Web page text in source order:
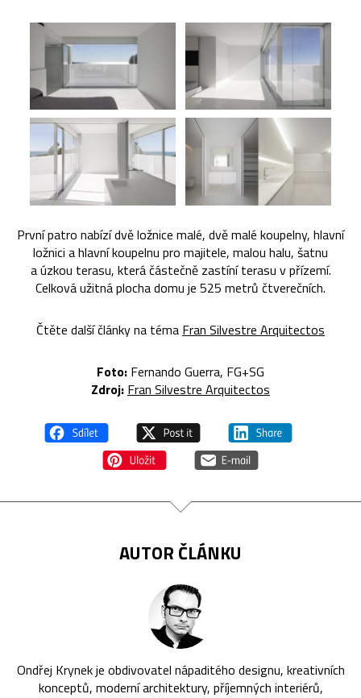
První patro nabízí dvě ložnice malé, dvě malé koupelny, hlavní
ložnici a hlavní koupelnu pro majitele, malou halu, šatnu
a úzkou terasu, která částečně zastíní terasu v přízemí.
Celková užitná plocha domu je 525 metrů čtverečních.
Čtěte další články na téma Fran Silvestre Arquitectos
Foto: Fernando Guerra, FG+SG
Zdroj: Fran Silvestre Arquitectos
AUTOR ČLÁNKU
Ondřej Krynek je obdivovatel nápaditého designu, kreativních
konceptů, moderní architektury, příjemných interiérů,